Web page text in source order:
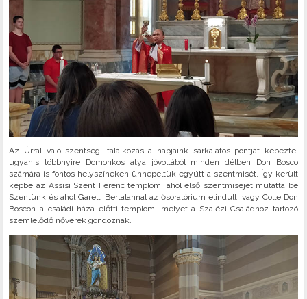
Az Úrral való szentségi találkozás a napjaink sarkalatos pontját képezte,
ugyanis többnyire Domonkos atya jóvoltából minden délben Don Bosco
számára is fontos helyszíneken ünnepeltük együtt a szentmisét. Így került
képbe az Assisi Szent Ferenc templom, ahol első szentmiséjét mutatta be
Szentünk és ahol Garelli Bertalannal az ősoratórium elindult, vagy Colle Don
Boscon a családi háza előtti templom, melyet a Szalézi Családhoz tartozó
szemlélődő nővérek gondoznak.